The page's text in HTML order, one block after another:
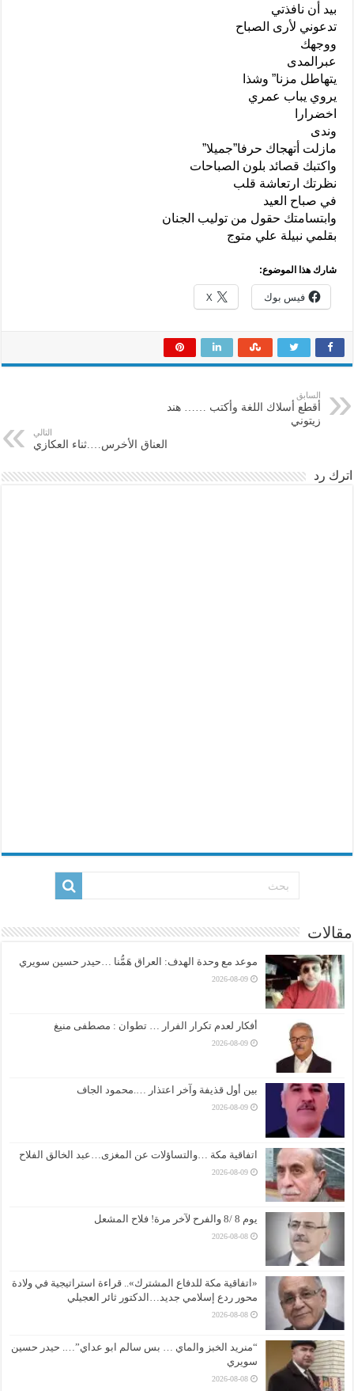
بيد أن نافذتي
تدعوني لأرى الصباح
ووجهك
عبرالمدى
يتهاطل مزنا” وشذا
يروي يباب عمري
اخضرارا
وندى
مازلت أتهجاك حرفا”جميلا”
واكتبك قصائد بلون الصباحات
نظرتك ارتعاشة قلب
في صباح العيد
وابتسامتك حقول من توليب الجنان
بقلمي نبيلة علي متوج
شارك هذا الموضوع:
فيس بوك X
السابق
أقطع أسلاك اللغة وأكتب …… هند
زيتوني
التالي
العناق الأخرس….ثناء العكازي
اترك رد
مقالات
موعد مع وحدة الهدف: العراق هَمُّنا …حيدر حسين سويري
2026-08-09
أفكار لعدم تكرار الفرار … تطوان : مصطفى منيغ
2026-08-09
بين أول قذيفة وآخر اعتذار ….محمود الجاف
2026-08-09
اتفاقية مكة …والتساؤلات عن المغزى…عبد الخالق الفلاح
2026-08-09
يوم 8 /8 والفرح لآخر مرة! فلاح المشعل
2026-08-08
«اتفاقية مكة للدفاع المشترك».. قراءة استراتيجية في ولادة
محور ردع إسلامي جديد…الدكتور ثائر العجيلي
2026-08-08
“منريد الخبز والماي … بس سالم ابو عداي”…. حيدر حسين
سويري
2026-08-08